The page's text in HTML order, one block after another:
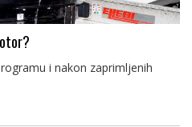
i nakon zaprimljenih